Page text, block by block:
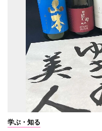
学ぶ・知る